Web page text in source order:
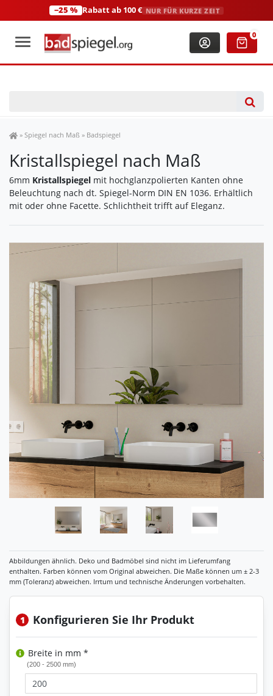
−25 % Rabatt ab 100 € NUR FÜR KURZE ZEIT
+49 (0)2306 3744580 0
Spiegel Shop
» Spiegel nach Maß » Badspiegel
Kristallspiegel nach Maß
6mm Kristallspiegel mit hochglanzpolierten Kanten ohne
Beleuchtung nach dt. Spiegel-Norm DIN EN 1036. Erhältlich
mit oder ohne Facette. Schlichtheit trifft auf Eleganz.
1 Konfigurieren Sie Ihr Produkt
Breite in mm *
(200 - 2500 mm)